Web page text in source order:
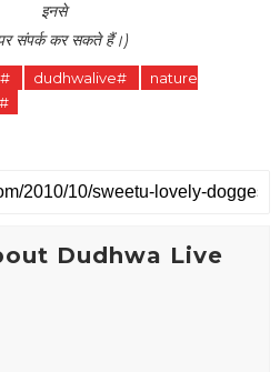
इनसे
संपर्क कर सकते हैं।)
dudhwalive#
nature
Dudhwa Live